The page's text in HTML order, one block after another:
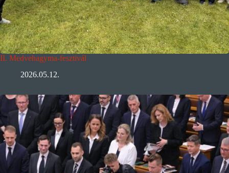
II. Medvehagyma-fesztivál
2026.05.12.